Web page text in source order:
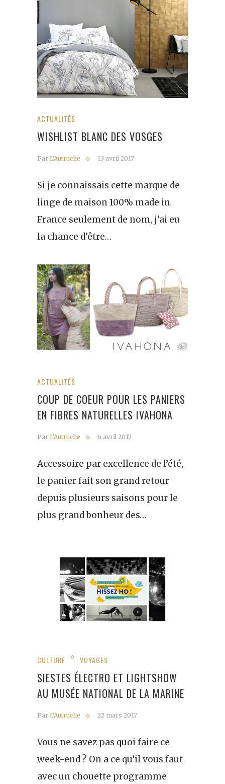
ACTUALITÉS
WISHLIST BLANC DES VOSGES
Par L'Autruche 13 avril 2017
Si je connaissais cette marque de
linge de maison 100% made in
France seulement de nom, j’ai eu
la chance d’être…
ACTUALITÉS
COUP DE COEUR POUR LES PANIERS
EN FIBRES NATURELLES IVAHONA
Par L'Autruche 6 avril 2017
Accessoire par excellence de l’été,
le panier fait son grand retour
depuis plusieurs saisons pour le
plus grand bonheur des…
CULTURE VOYAGES
SIESTES ÉLECTRO ET LIGHTSHOW
AU MUSÉE NATIONAL DE LA MARINE
Par L'Autruche 22 mars 2017
Vous ne savez pas quoi faire ce
week-end ? On a ce qu’il vous faut
avec un chouette programme